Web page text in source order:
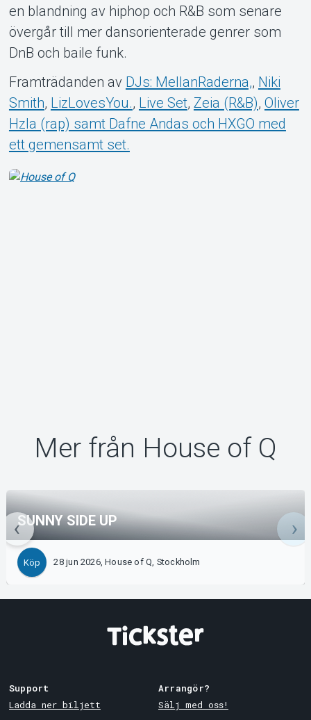
en blandning av hiphop och R&B som senare
övergår till mer dansorienterade genrer som
DnB och baile funk.
Framträdanden av DJs: MellanRaderna,, Niki
Smith, LizLovesYou., Live Set, Zeia (R&B), Oliver
Hzla (rap) samt Dafne Andas och HXGO med
ett gemensamt set.
Mer från House of Q
SUNNY SIDE UP
Köp 28 jun 2026, House of Q, Stockholm
Support
Ladda ner biljett
Arrangör?
Sälj med oss!